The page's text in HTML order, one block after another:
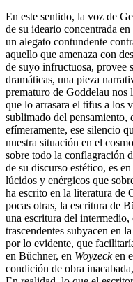
En este sentido, la voz de
de su ideario concentrada
un alegato contundente
aquello que amenaza con
de suyo infructuosa, provee
dramáticas, una pieza
prematuro de Goddelau nos
que lo arrasara el tifus a los
sublimado del pensamiento,
efímeramente, ese silencio
nuestra situación en el
sobre todo la conflagración
de su discurso estético, es
lúcidos y enérgicos que
ha escrito en la literatura de
pocas otras, la escritura de
una escritura del intermedio,
trascendentes subyacen en
por lo evidente, que
en Büchner, en Woyzecken
condición de obra